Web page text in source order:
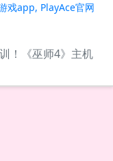
戏app, PlayAce官网
！《巫师4》主机